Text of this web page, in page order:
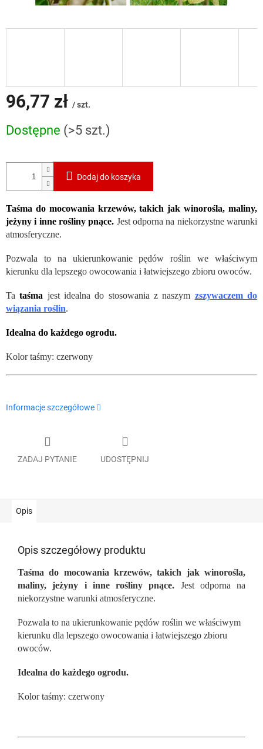
96,77 zł / szt.
jednostkowa:
Dostępne (>5 szt.)
Dodaj do koszyka
Taśma do mocowania krzewów, takich jak winorośla, maliny,
jeżyny i inne rośliny pnące. Jest odporna na niekorzystne warunki
atmosferyczne.
Pozwala to na ukierunkowanie pędów roślin we właściwym
kierunku dla lepszego owocowania i łatwiejszego zbioru owoców.
Tataśma jest idealna do stosowania z naszym zszywaczem do
wiązania roślin.
Idealna do każdego ogrodu.
Kolor taśmy: czerwony
Informacje szczegółowe
ZADAJ PYTANIE UDOSTĘPNIJ
Opis
Opis szczegółowy produktu
Taśma do mocowania krzewów, takich jak winorośla,
maliny, jeżyny i inne rośliny pnące. Jest odporna na
niekorzystne warunki atmosferyczne.
Pozwala to na ukierunkowanie pędów roślin we właściwym
kierunku dla lepszego owocowania i łatwiejszego zbioru
owoców.
Idealna do każdego ogrodu.
Kolor taśmy: czerwony